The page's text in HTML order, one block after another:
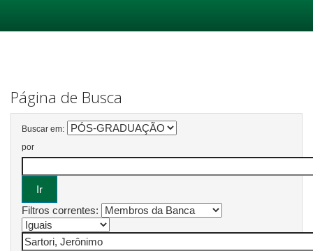
Página de Busca
Buscar em:
por
Filtros correntes: